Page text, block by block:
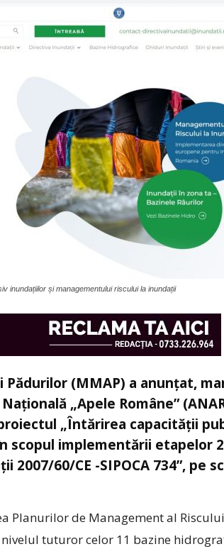
inundațiilor și managementului riscului la inundații
(MMAP) a anunțat,
„Apele Române”
„Întărirea capacității
scopul implementării etapelor 2
60/CE -SIPOCA 734”, pe
Planurilor de Management al
tuturor celor 11 bazine